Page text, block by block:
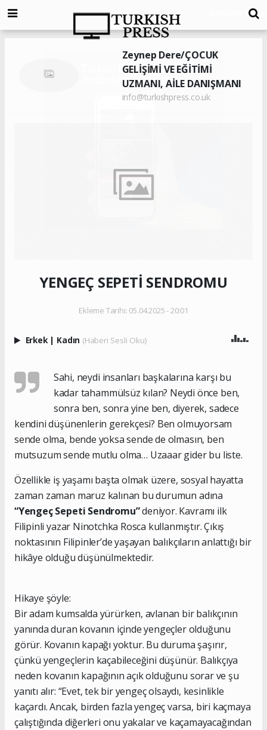
Zeynep Dere/ÇOCUK
GELİŞİMİ VE EĞİTİMİ
UZMANI, AİLE DANIŞMANI
info@turkıshpress.co.uk
YENGEÇ SEPETİ SENDROMU
Ekleme Tarihi: 05.04.2025 - 20:01
Erkek | Kadın (Haberi Sesli Oku)
Sahi, neydi insanları başkalarına karşı bu
kadar tahammülsüz kılan? Neydi önce ben,
sonra ben, sonra yine ben, diyerek, sadece
kendini düşünenlerin gerekçesi? Ben olmuyorsam
sende olma, bende yoksa sende de olmasın, ben
mutsuzum sende mutlu olma… Uzaaar gider bu liste.
Özellikle iş yaşamı başta olmak üzere, sosyal hayatta
zaman zaman maruz kalınan bu durumun adına
“Yengeç Sepeti Sendromu”deniyor. Kavramı ilk
Filipinli yazar Ninotchka Rosca kullanmıştır. Çıkış
noktasının Filipinler’de yaşayan balıkçıların anlattığı bir
hikâye olduğu düşünülmektedir.
Hikaye şöyle:
Bir adam kumsalda yürürken, avlanan bir balıkçının
yanında duran kovanın içinde yengeçler olduğunu
görür. Kovanın kapağı yoktur. Bu duruma şaşırır,
çünkü yengeçlerin kaçabileceğini düşünür. Balıkçıya
neden kovanın kapağının açık olduğunu sorar ve şu
yanıtı alır: “Evet, tek bir yengeç olsaydı, kesinlikle
kaçardı. Ancak, birden fazla yengeç varsa, biri kaçmaya
çalıştığında diğerleri onu yakalar ve kaçamayacağından